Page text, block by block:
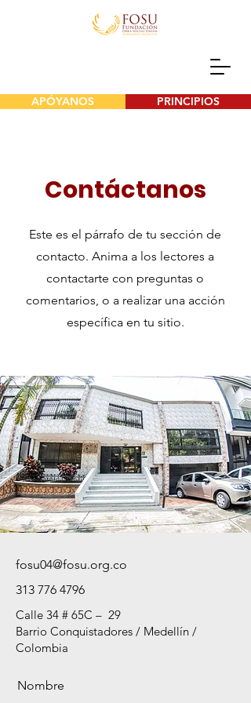
APÓYANOS PRINCIPIOS
Contáctanos
Este es el párrafo de tu sección de
contacto. Anima a los lectores a
contactarte con preguntas o
comentarios, o a realizar una acción
específica en tu sitio.
fosu04@fosu.org.co
313 776 4796
Calle 34 # 65C – 29
Barrio Conquistadores / Medellín /
Colombia
Nombre